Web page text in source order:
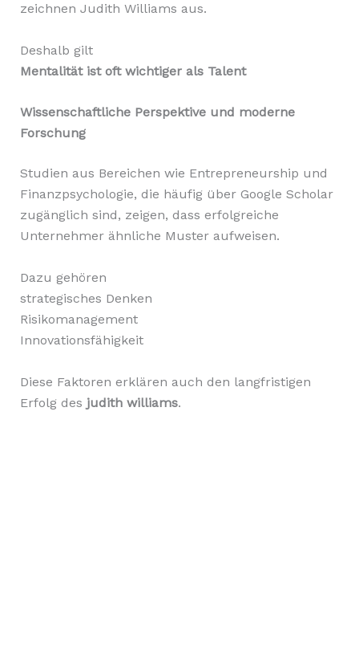
zeichnen Judith Williams aus.
Deshalb gilt
Mentalität ist oft wichtiger als Talent
Wissenschaftliche Perspektive und moderne
Forschung
Studien aus Bereichen wie Entrepreneurship und
Finanzpsychologie, die häufig über Google Scholar
zugänglich sind, zeigen, dass erfolgreiche
Unternehmer ähnliche Muster aufweisen.
Dazu gehören
strategisches Denken
Risikomanagement
Innovationsfähigkeit
Diese Faktoren erklären auch den langfristigen
Erfolg des judith williams.